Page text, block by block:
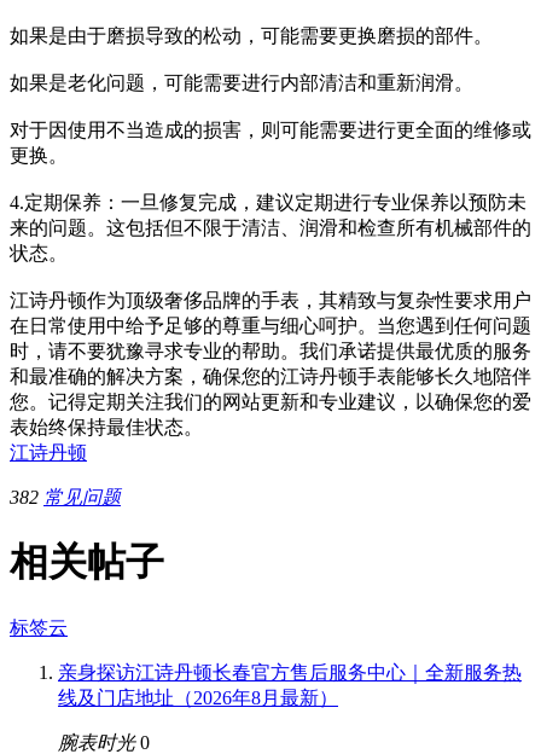
如果是由于磨损导致的松动，可能需要更换磨损的部件。
如果是老化问题，可能需要进行内部清洁和重新润滑。
对于因使用不当造成的损害，则可能需要进行更全面的维修或
更换。
4.定期保养：一旦修复完成，建议定期进行专业保养以预防未
来的问题。这包括但不限于清洁、润滑和检查所有机械部件的
状态。
江诗丹顿作为顶级奢侈品牌的手表，其精致与复杂性要求用户
在日常使用中给予足够的尊重与细心呵护。当您遇到任何问题
时，请不要犹豫寻求专业的帮助。我们承诺提供最优质的服务
和最准确的解决方案，确保您的江诗丹顿手表能够长久地陪伴
您。记得定期关注我们的网站更新和专业建议，以确保您的爱
表始终保持最佳状态。
江诗丹顿
382 常见问题
相关帖子
标签云
亲身探访江诗丹顿长春官方售后服务中心｜全新服务热
线及门店地址（2026年8月最新）
腕表时光 0